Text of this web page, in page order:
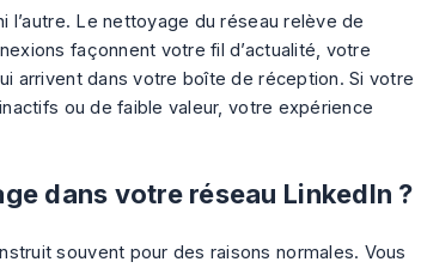
l’autre. Le nettoyage du réseau relève de
façonnent votre fil d’actualité, votre
arrivent dans votre boîte de réception. Si votre
ou de faible valeur, votre expérience
dans votre réseau LinkedIn ?
souvent pour des raisons normales. Vous